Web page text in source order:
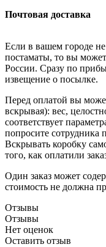
Почтовая доставка
Если в вашем городе не
постаматы, то вы
России. Сразу по
извещение о посылке.
Перед оплатой вы
вскрывая): вес,
соответствует
попросите сотрудника
Вскрывать коробку
того, как оплатили
Один заказ может
стоимость не должна
Отзывы
Отзывы
Нет оценок
Оставить отзыв